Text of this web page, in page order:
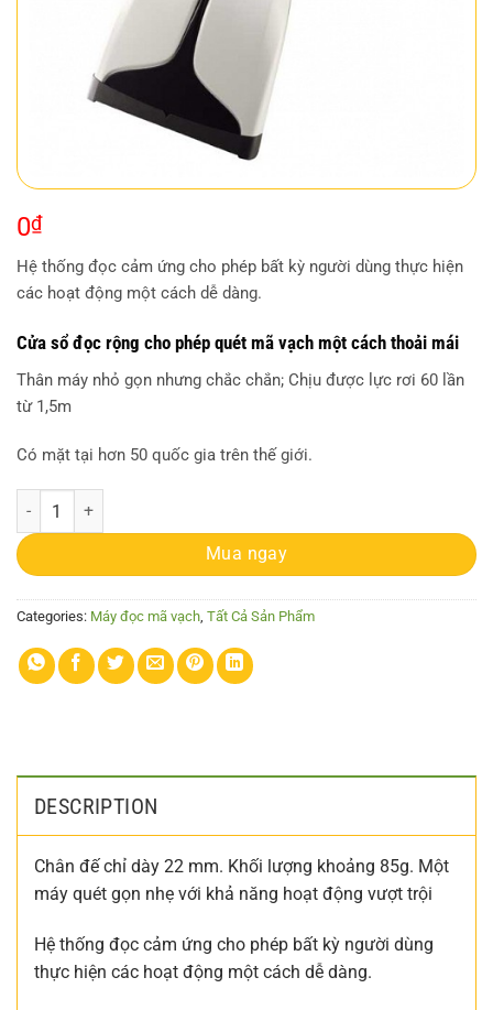
0₫
Hệ thống đọc cảm ứng cho phép bất kỳ người dùng thực hiện
các hoạt động một cách dễ dàng.
Cửa sổ đọc rộng cho phép quét mã vạch một cách thoải mái
Thân máy nhỏ gọn nhưng chắc chắn; Chịu được lực rơi 60 lần
từ 1,5m
Có mặt tại hơn 50 quốc gia trên thế giới.
Máy quét Denso HC56 quantity
Mua ngay
Categories: Máy đọc mã vạch, Tất Cả Sản Phẩm
DESCRIPTION
Chân đế chỉ dày 22 mm. Khối lượng khoảng 85g. Một
máy quét gọn nhẹ với khả năng hoạt động vượt trội
Hệ thống đọc cảm ứng cho phép bất kỳ người dùng
thực hiện các hoạt động một cách dễ dàng.